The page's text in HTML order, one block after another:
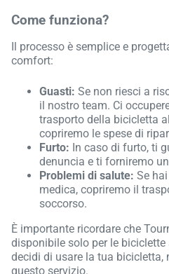
Come funziona?
Il processo è semplice e
comfort:
Guasti: Se non riesci a
il nostro team. Ci
trasporto della bicicletta
copriremo le spese di
Furto: In caso di furto, ti
denuncia e ti forniremo
Problemi di salute: Se
medica, copriremo il
soccorso.
È importante ricordare che
disponibile solo per le
decidi di usare la tua bicicletta,
questo servizio.